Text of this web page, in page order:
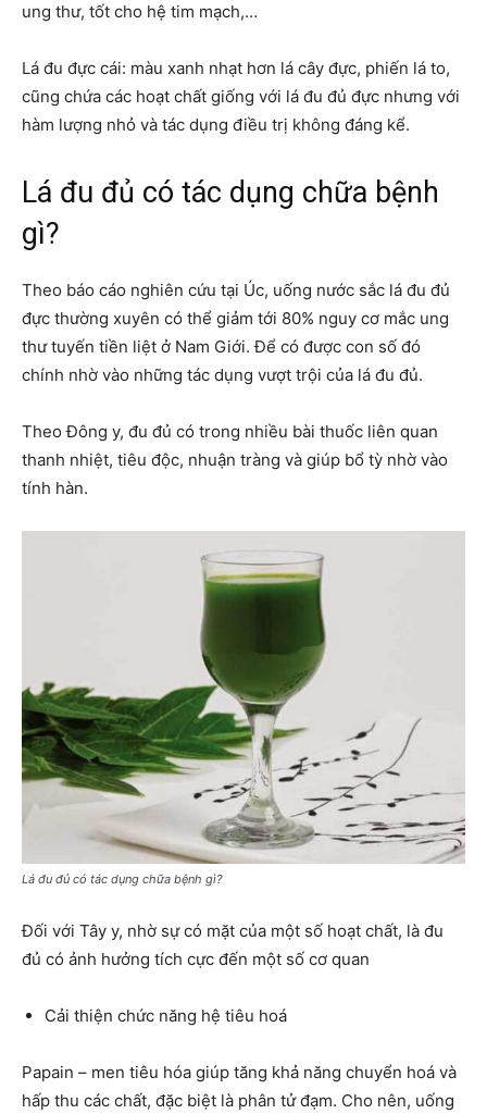
ung thư, tốt cho hệ tim mạch,…
Lá đu đực cái: màu xanh nhạt hơn lá cây đực, phiến lá to,
cũng chứa các hoạt chất giống với lá đu đủ đực nhưng với
hàm lượng nhỏ và tác dụng điều trị không đáng kể.
Lá đu đủ có tác dụng chữa bệnh
gì?
Theo báo cáo nghiên cứu tại Úc, uống nước sắc lá đu đủ
đực thường xuyên có thể giảm tới 80% nguy cơ mắc ung
thư tuyến tiền liệt ở Nam Giới. Để có được con số đó
chính nhờ vào những tác dụng vượt trội của lá đu đủ.
Theo Đông y, đu đủ có trong nhiều bài thuốc liên quan
thanh nhiệt, tiêu độc, nhuận tràng và giúp bổ tỳ nhờ vào
tính hàn.
Lá đu đủ có tác dụng chữa bệnh gì?
Đối với Tây y, nhờ sự có mặt của một số hoạt chất, là đu
đủ có ảnh hưởng tích cực đến một số cơ quan
Cải thiện chức năng hệ tiêu hoá
Papain – men tiêu hóa giúp tăng khả năng chuyển hoá và
hấp thu các chất, đặc biệt là phân tử đạm. Cho nên, uống